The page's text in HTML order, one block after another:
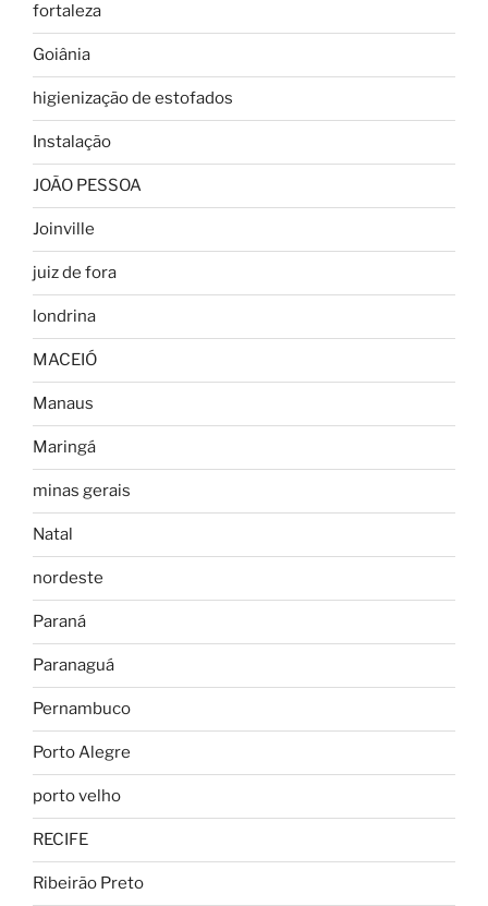
fortaleza
Goiânia
higienização de estofados
Instalação
JOÃO PESSOA
Joinville
juiz de fora
londrina
MACEIÓ
Manaus
Maringá
minas gerais
Natal
nordeste
Paraná
Paranaguá
Pernambuco
Porto Alegre
porto velho
RECIFE
Ribeirão Preto